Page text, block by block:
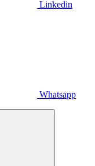
Linkedin
Whatsapp